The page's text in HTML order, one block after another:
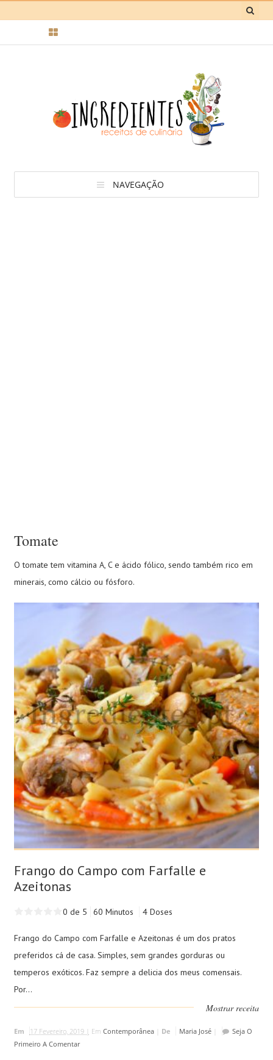
NAVEGAÇÃO
Tomate
O tomate tem vitamina A, C e ácido fólico, sendo também rico em
minerais, como cálcio ou fósforo.
Frango do Campo com Farfalle e
Azeitonas
0 de 5 60 Minutos 4 Doses
Frango do Campo com Farfalle e Azeitonas é um dos pratos
preferidos cá de casa. Simples, sem grandes gorduras ou
temperos exóticos. Faz sempre a delicia dos meus comensais.
Por...
Mostrar receita
Em 17 Fevereiro, 2019 | Em Contemporânea| De Maria José|
Seja O
Primeiro A Comentar